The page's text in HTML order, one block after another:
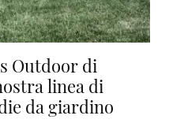
Outdoor di
linea di
da giardino